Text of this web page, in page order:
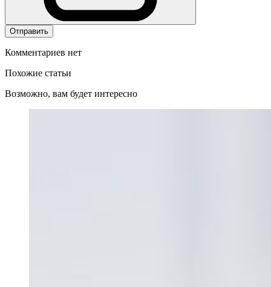
Отправить
Комментариев нет
Похожие статьи
Возможно, вам будет интересно